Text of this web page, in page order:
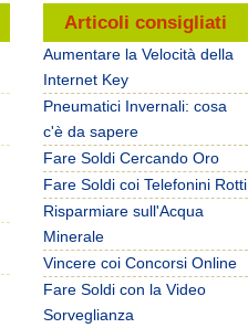
Articoli consigliati
Aumentare la Velocità della
Internet Key
Pneumatici Invernali: cosa
c'è da sapere
Fare Soldi Cercando Oro
Fare Soldi coi Telefonini Rotti
Risparmiare sull'Acqua
Minerale
Vincere coi Concorsi Online
Fare Soldi con la Video
Sorveglianza